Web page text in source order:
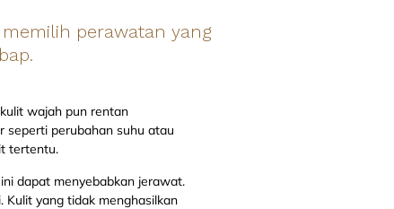
perawatan yang
wajah pun rentan
seperti perubahan suhu atau
tertentu.
dapat menyebabkan jerawat.
yang tidak menghasilkan